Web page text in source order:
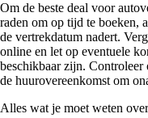
Om de beste deal voor
raden om op tijd te boeken,
de vertrekdatum nadert.
online en let op eventuele
beschikbaar zijn.
de huurovereenkomst om
Alles wat je moet weten